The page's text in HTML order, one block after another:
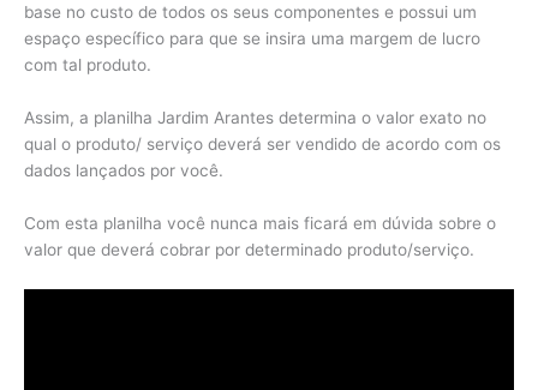
base no custo de todos os seus componentes e possui um
espaço específico para que se insira uma margem de lucro
com tal produto.
Assim, a planilha Jardim Arantes determina o valor exato no
qual o produto/ serviço deverá ser vendido de acordo com os
dados lançados por você.
Com esta planilha você nunca mais ficará em dúvida sobre o
valor que deverá cobrar por determinado produto/serviço.